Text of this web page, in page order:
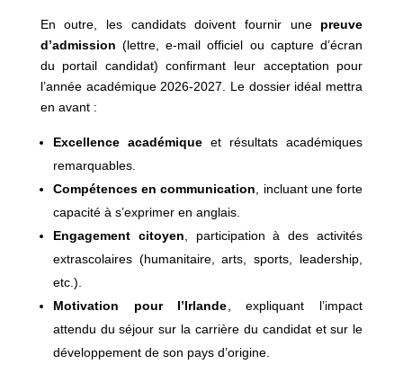
En outre, les candidats doivent fournir une preuve
d’admission (lettre, e-mail officiel ou capture d’écran
du portail candidat) confirmant leur acceptation pour
l’année académique 2026-2027. Le dossier idéal mettra
en avant :
Excellence académiqueet résultats académiques
remarquables.
Compétences en communication , incluant une forte
capacité à s’exprimer en anglais.
Engagement citoyen , participation à des activités
extrascolaires (humanitaire, arts, sports, leadership,
etc.).
Motivation pour l’Irlande , expliquant l’impact
attendu du séjour sur la carrière du candidat et sur le
développement de son pays d’origine.